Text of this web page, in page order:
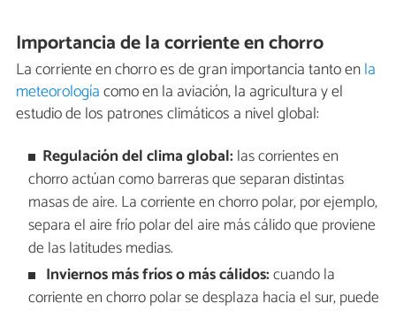
Importancia de la corriente en chorro
La corriente en chorro es de gran importancia tanto enla
meteorologíacomo en la aviación, la agricultura y el
estudio de los patrones climáticos a nivel global:
Regulación del clima global: las corrientes en
chorro actúan como barreras que separan distintas
masas de aire. La corriente en chorro polar, por ejemplo,
separa el aire frío polar del aire más cálido que proviene
de las latitudes medias.
Inviernos más fríos o más cálidos:cuando la
corriente en chorro polar se desplaza hacia el sur, puede